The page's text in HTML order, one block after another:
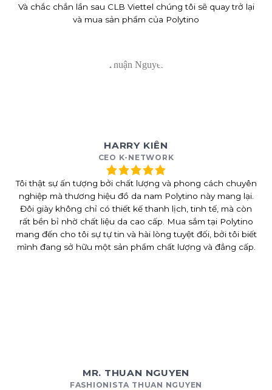
Và chắc chắn lần sau CLB Viettel chúng tôi sẽ quay trở lại
và mua sản phẩm của Polytino
HARRY KIÊN
CEO K-NETWORK
Tôi thật sự ấn tượng bởi chất lượng và phong cách chuyên
nghiệp mà thương hiệu đồ da nam Polytino này mang lại.
Đôi giày không chỉ có thiết kế thanh lịch, tinh tế, mà còn
rất bền bỉ nhờ chất liệu da cao cấp. Mua sắm tại Polytino
mang đến cho tôi sự tự tin và hài lòng tuyệt đối, bởi tôi biết
mình đang sở hữu một sản phẩm chất lượng và đẳng cấp.
MR. THUAN NGUYEN
FASHIONISTA THUAN NGUYEN